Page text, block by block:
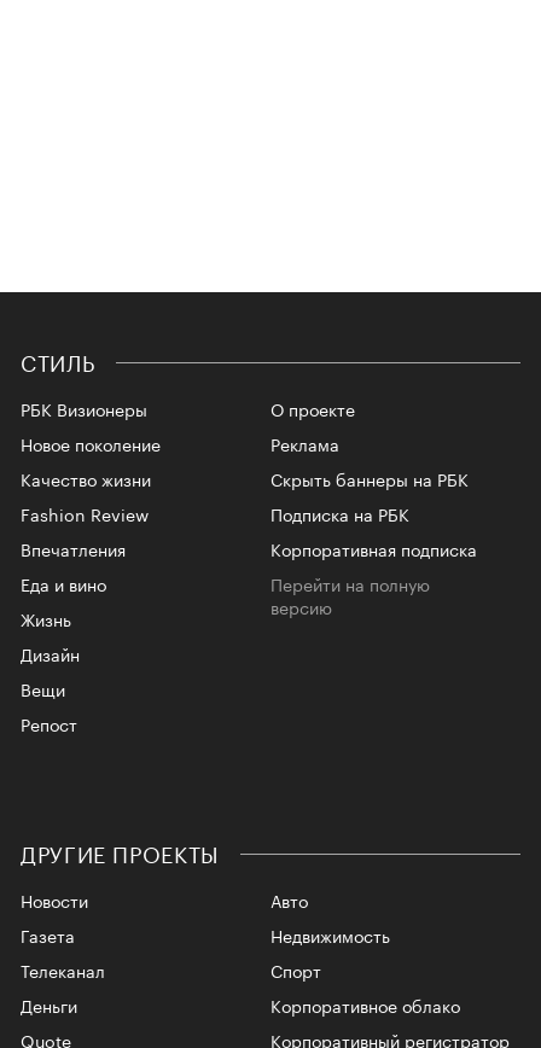
СТИЛЬ
РБК Визионеры
Новое поколение
Качество жизни
Fashion Review
Впечатления
Еда и вино
Жизнь
Дизайн
Вещи
Репост
О проекте
Реклама
Скрыть баннеры на РБК
Подписка на РБК
Корпоративная подписка
Перейти на полную
версию
ДРУГИЕ ПРОЕКТЫ
Новости
Газета
Телеканал
Авто
Недвижимость
Спорт
Корпоративное облако
Корпоративный регистратор
Деньги
Quote